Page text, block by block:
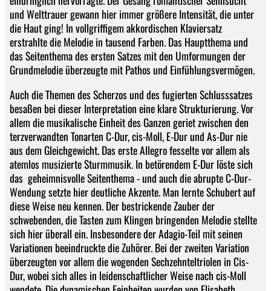
und Welttrauer gewann hier immer größere Intensität, die unter
die Haut ging! In vollgriffigem akkordischen Klaviersatz
erstrahlte die Melodie in tausend Farben. Das Hauptthema und
das Seitenthema des ersten Satzes mit den Umformungen der
Grundmelodie überzeugte mit Pathos und Einfühlungsvermögen.
Auch die Themen des Scherzos und des fugierten Schlusssatzes
besaßen bei dieser Interpretation eine klare Strukturierung. Vor
allem die musikalische Einheit des Ganzen geriet zwischen den
terzverwandten Tonarten C-Dur, cis-Moll, E-Dur und As-Dur nie
aus dem Gleichgewicht. Das erste Allegro fesselte vor allem als
atemlos musizierte Sturmmusik. In betörendem E-Dur löste sich
das geheimnisvolle Seitenthema - und auch die abrupte C-Dur-
Wendung setzte hier deutliche Akzente. Man lernte Schubert auf
diese Weise neu kennen. Der bestrickende Zauber der
schwebenden, die Tasten zum Klingen bringenden Melodie stellte
sich hier überall ein. Insbesondere der Adagio-Teil mit seinen
Variationen beeindruckte die Zuhörer. Bei der zweiten Variation
überzeugten vor allem die wogenden Sechzehnteltriolen in Cis-
Dur, wobei sich alles in leidenschaftlicher Weise nach cis-Moll